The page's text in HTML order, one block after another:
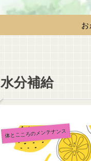
水分補給
体とこころのメンテナンス